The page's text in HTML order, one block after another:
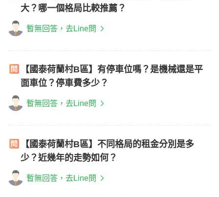
大？哪一個格局比較推薦？
暫無回答，去Line問
【國泰荷蘭村B區】有停車位嗎？是機械還是平
面車位？停車費多少？
暫無回答，去Line問
【國泰荷蘭村B區】不同格局的租金分別是多
少？近幾年的走勢如何？
暫無回答，去Line問